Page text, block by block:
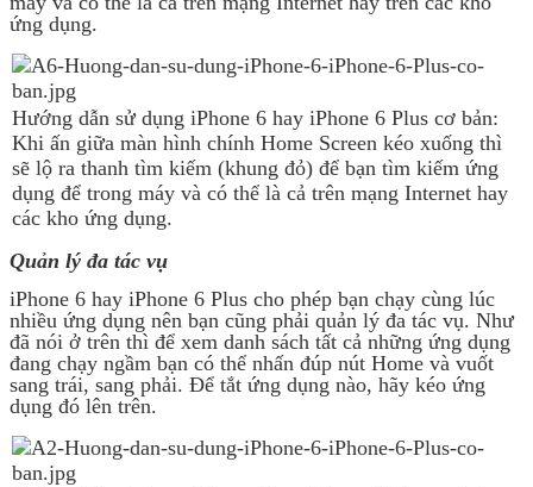
ứng dụng.
Hướng dẫn sử dụng iPhone 6 hay iPhone 6 Plus cơ bản:
Khi ấn giữa màn hình chính Home Screen kéo xuống thì
sẽ lộ ra thanh tìm kiếm (khung đỏ) để bạn tìm kiếm ứng
dụng để trong máy và có thể là cả trên mạng Internet hay
các kho ứng dụng.
Quản lý đa tác vụ
iPhone 6 hay iPhone 6 Plus cho phép bạn chạy cùng lúc
nhiều ứng dụng nên bạn cũng phải quản lý đa tác vụ. Như
đã nói ở trên thì để xem danh sách tất cả những ứng dụng
đang chạy ngầm bạn có thể nhấn đúp nút Home và vuốt
sang trái, sang phải. Để tắt ứng dụng nào, hãy kéo ứng
dụng đó lên trên.